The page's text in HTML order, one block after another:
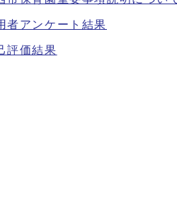
者アンケート結果
評価結果